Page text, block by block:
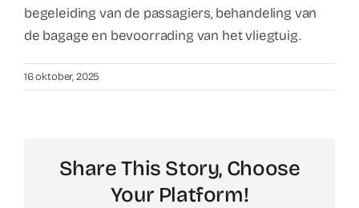
begeleiding van de passagiers, behandeling van
de bagage en bevoorrading van het vliegtuig.
16 oktober, 2025
Share This Story, Choose
Your Platform!